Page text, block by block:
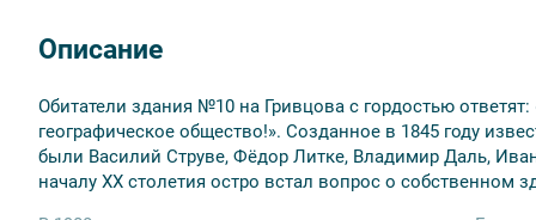
Описание
Обитатели здания №10 на Гривцова с гордостью
географическое общество!». Созданное в 1845 году
были Василий Струве, Фёдор Литке, Владимир Даль,
началу XX столетия остро встал вопрос о собственном